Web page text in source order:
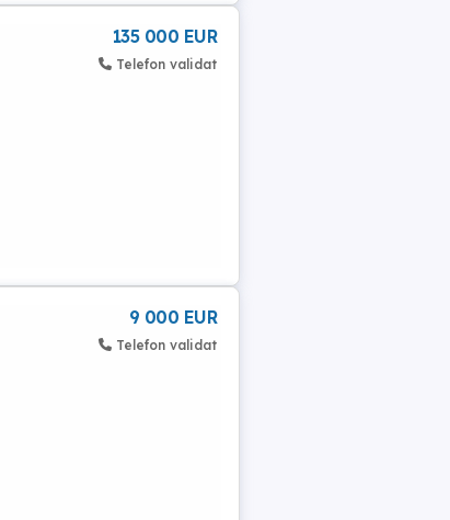
135 000 EUR
Telefon validat
9 000 EUR
Telefon validat